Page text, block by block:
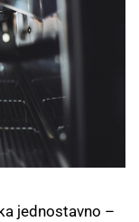
jednostavno –